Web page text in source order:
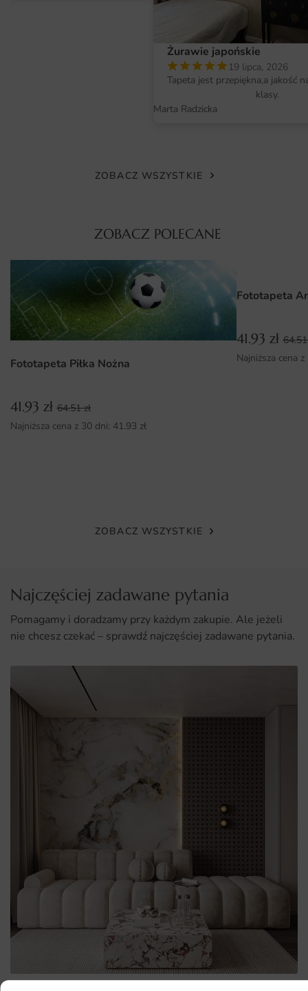
przez długi czas, nie blaknie i nie traci na intensywności.
Wymiary na miarę i łatwy montaż
Fototapeta Plakat Ilustracja Liść Tropikalny 5 dostępna
jest w różnych wymiarach, co pozwala na idealne
dopasowanie do każdego wnętrza. Dzięki możliwości
wnętrza w krótkim czasie. Wystarczy tylko kilka
Dlaczego warto wybrać tę fototapetę
Unikalny i oryginalny wzór, który wyróżnia się na tle innych
Wysoka jakość materiału i druku, zapewniające
długotrwały efekt.
Możliwość wyboru wymiarów, co pozwala na idealne
dopasowanie do każdego pomieszczenia.
wnętrze.
Żurawie japońskie
19 lipca, 2026
Tapeta jest przepiękna,a jakość
klasy.
Marta Radzicka
ZOBACZ WSZYSTKIE
ZOBACZ POLECANE
Fototapeta Piłka Nożna
41.93 zł 64.51zł
Najniższa cena z 30 dni: 41.93 zł
Fototapeta
41.93 zł
Najniższa cena
ZOBACZ WSZYSTKIE
Najczęściej zadawane pytania
Pomagamy i doradzamy przy każdym zakupie. Ale jeżeli
nie chcesz czekać – sprawdź najczęściej zadawane pytania.